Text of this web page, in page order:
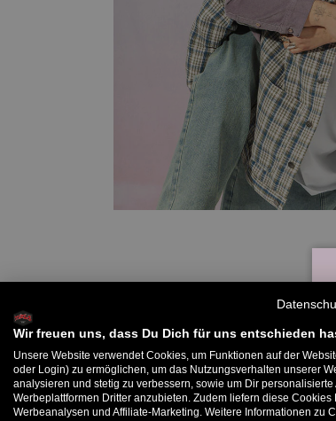
Wir freuen uns, dass Du Dich für uns entschieden
Unsere Website verwendet Cookies, um Funktionen auf der
oder Login) zu ermöglichen, um das Nutzungsverhalten unserer
analysieren und stetig zu verbessern, sowie um Dir personalisierte
Werbeplattformen Dritter anzubieten. Zudem liefern diese Cookies
Werbeanalysen und Affiliate-Marketing. Weitere Informationen zu